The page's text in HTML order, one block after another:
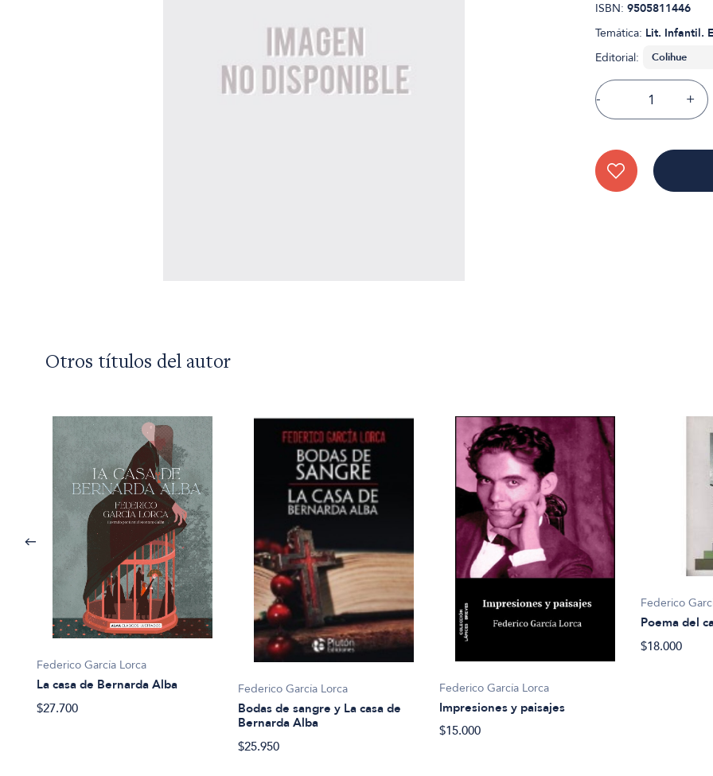
ISBN: 9505811446
Temática: Lit. Infantil.
Editorial:
- +
Otros títulos del autor
Federico García Lorca
La casa de Bernarda Alba
$27.700
Federico García Lorca
Bodas de sangre y La casa de
Bernarda Alba
$25.950
Federico García Lorca
Impresiones y paisajes
$15.000
Federico
Poema del
$18.000